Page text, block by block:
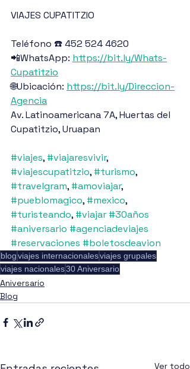
VIAJES CUPATITZIO
Teléfono ☎️ 452 524 4620
📲WhatsApp: https://bit.ly/Whats-
Cupatitzio
🌐Ubicación: https://bit.ly/Direccion-
Agencia
Av. Latinoamericana 7A, Huertas del
Cupatitzio, Uruapan
#viajes, #viajaresvivir,
#viajescupatitzio, #turismo,
#travelgram, #amoviajar,
#pueblomagico, #mexico,
#turisteando, #viajar #30años
#aniversario #agenciadeviajes
#reservaciones #boletosdeavion
blogviajes internacionalesviajes grupales
viajes nacionales30 Aniversario
Aniversario
Blog
Ver todo